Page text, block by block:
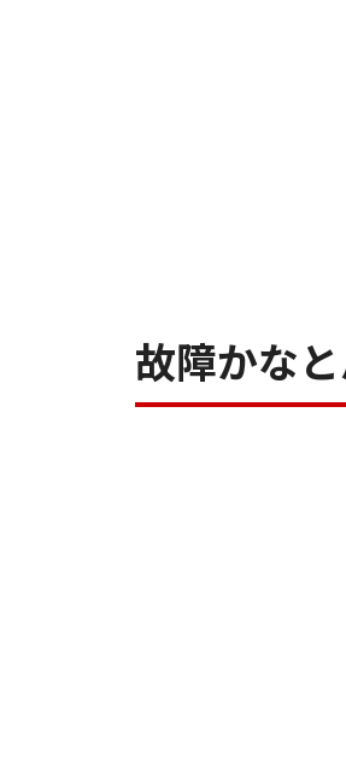
故障かな